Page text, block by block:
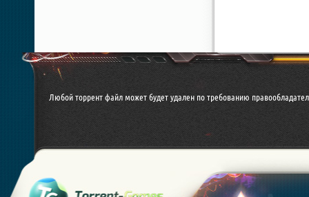
Любой торрент файл может будет удален по требованию